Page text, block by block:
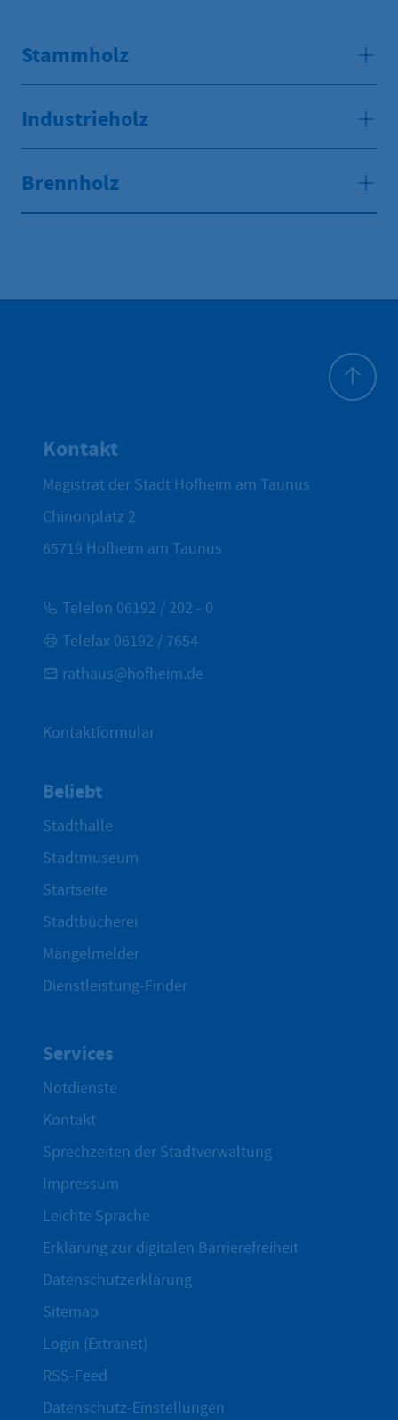
Stammholz
Industrieholz
Brennholz
Kontakt
Magistrat der Stadt Hofheim am Taunus
Chinonplatz 2
65719 Hofheim am Taunus
Telefon 06192 / 202 - 0
Telefax 06192 / 7654
rathaus@hofheim.de
Kontaktformular
Beliebt
Stadthalle
Stadtmuseum
Startseite
Stadtbücherei
Mängelmelder
Dienstleistung-Finder
Services
Notdienste
Kontakt
Sprechzeiten der Stadtverwaltung
Impressum
Leichte Sprache
Erklärung zur digitalen Barrierefreiheit
Datenschutzerklärung
Sitemap
Login (Extranet)
RSS-Feed
Datenschutz-Einstellungen